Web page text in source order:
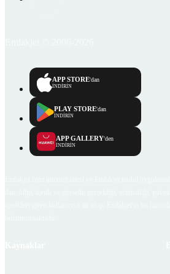
APP STORE'dan
İNDİRİN
PLAY STORE'dan
İNDİRİN
APP GALLERY'den
İNDİRİN